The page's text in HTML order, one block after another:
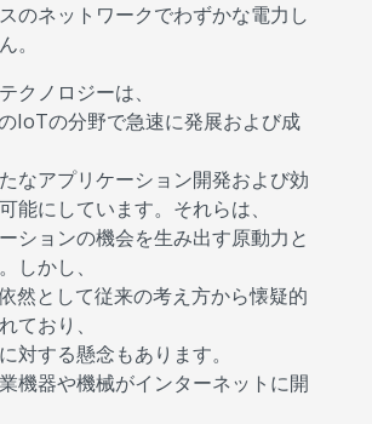
のネットワークでわずかな電力し
。
クノロジーは、
IoTの分野で急速に発展および成
なアプリケーション開発および効
能にしています。それらは、
ションの機会を生み出す原動力と
しかし、
然として従来の考え方から懐疑的
ており、
対する懸念もあります。
機器や機械がインターネットに開